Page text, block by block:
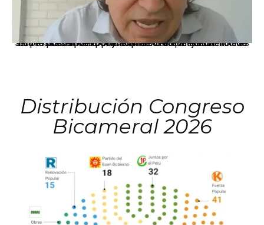
La presidenta Keiko Fujimori informó que la solicitud de indulto presentada por el expresidente Alejandro Toledo será evaluada por la Comisión de Gracias Presidenciales conforme al procedimiento establecido.
Distribución Congreso
Bicameral 2026